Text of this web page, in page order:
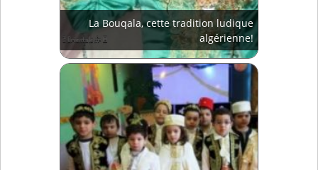
La Bouqala, cette tradition ludique
algérienne!